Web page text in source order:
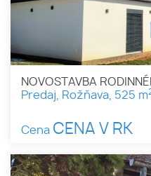
NOVOSTAVBA
Predaj, Rožňava, 525 m
Cena CENA V RK